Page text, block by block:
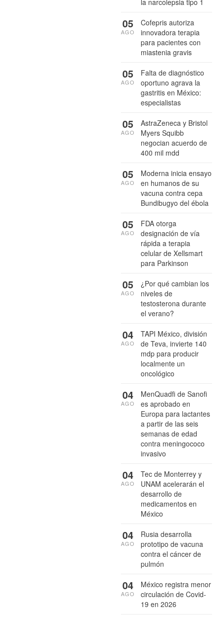
Cofepris autoriza
innovadora terapia
para pacientes con
miastenia gravis
05
AGO
Falta de diagnóstico
oportuno agrava la
gastritis en México:
especialistas
05
AGO
AstraZeneca y Bristol
Myers Squibb
negocian acuerdo de
400 mil mdd
05
AGO
Moderna inicia ensayo
en humanos de su
vacuna contra cepa
Bundibugyo del ébola
05
AGO
FDA otorga
designación de vía
rápida a terapia
celular de Xellsmart
para Parkinson
05
AGO
¿Por qué cambian los
niveles de
testosterona durante
el verano?
05
AGO
TAPI México, división
de Teva, invierte 140
mdp para producir
localmente un
oncológico
04
AGO
MenQuadfi de Sanofi
es aprobado en
Europa para lactantes
a partir de las seis
semanas de edad
contra meningococo
invasivo
04
AGO
Tec de Monterrey y
UNAM acelerarán el
desarrollo de
medicamentos en
México
04
AGO
Rusia desarrolla
prototipo de vacuna
contra el cáncer de
pulmón
04
AGO
México registra menor
circulación de Covid-
19 en 2026
04
AGO